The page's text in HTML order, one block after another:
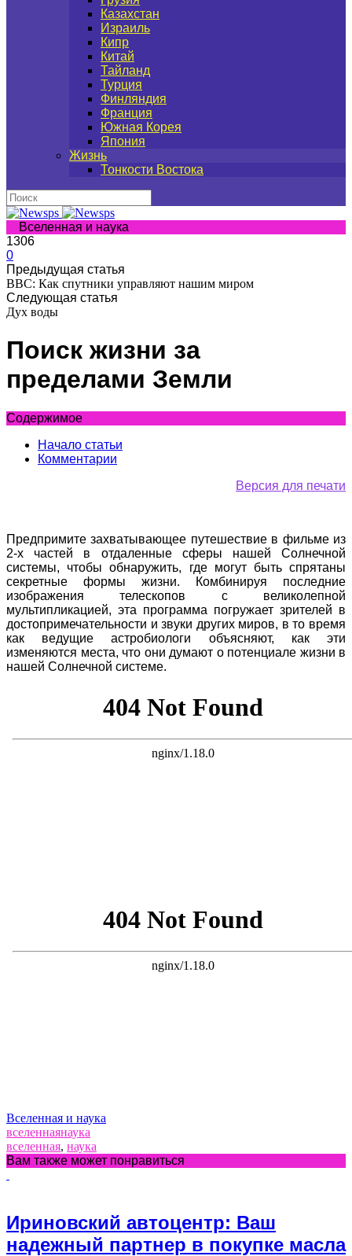
Казахстан
Израиль
Кипр
Китай
Тайланд
Турция
Финляндия
Франция
Южная Корея
Япония
Жизнь
Тонкости Востока
Вселенная и наука
1306
0
Предыдущая статья
BBC: Как спутники управляют нашим миром
Следующая статья
Дух воды
Поиск жизни за
пределами Земли
Содержимое
Начало статьи
Комментарии
Версия для печати
Предпримите захватывающее путешествие в фильме из
2-х частей в отдаленные сферы нашей Солнечной
системы, чтобы обнаружить, где могут быть спрятаны
секретные формы жизни. Комбинируя последние
изображения телескопов с великолепной
мультипликацией, эта программа погружает зрителей в
достопримечательности и звуки других миров, в то время
как ведущие астробиологи объясняют, как эти
изменяются места, что они думают о потенциале жизни в
нашей Солнечной системе.
Вселенная и наука
вселеннаянаука
вселенная, наука
Вам также может понравиться
Ириновский автоцентр: Ваш
надежный партнер в покупке масла